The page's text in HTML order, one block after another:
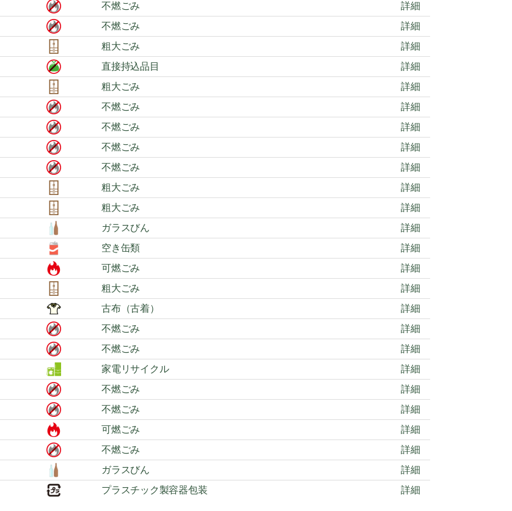
不燃ごみ
詳細
不燃ごみ
詳細
粗大ごみ
詳細
直接持込品目
詳細
粗大ごみ
詳細
不燃ごみ
詳細
不燃ごみ
詳細
不燃ごみ
詳細
不燃ごみ
詳細
粗大ごみ
詳細
粗大ごみ
詳細
ガラスびん
詳細
空き缶類
詳細
可燃ごみ
詳細
粗大ごみ
詳細
古布（古着）
詳細
不燃ごみ
詳細
不燃ごみ
詳細
家電リサイクル
詳細
不燃ごみ
詳細
不燃ごみ
詳細
可燃ごみ
詳細
不燃ごみ
詳細
ガラスびん
詳細
プラスチック製容器包装 詳細